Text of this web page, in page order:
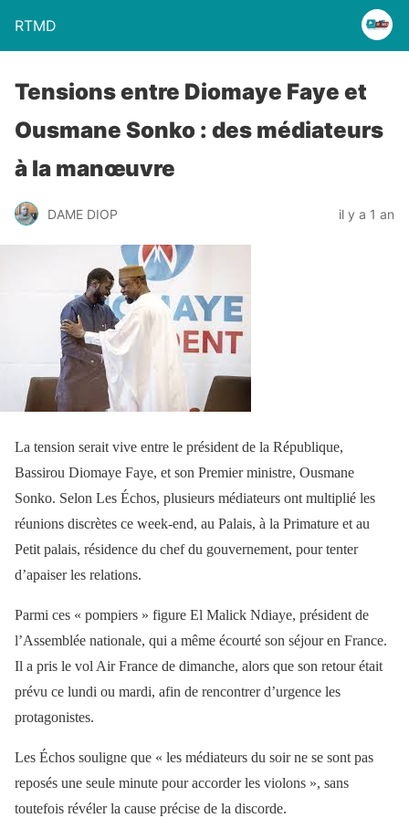
RTMD
Tensions entre Diomaye Faye et
Ousmane Sonko : des médiateurs
à la manœuvre
DAME DIOP il y a 1 an
La tension serait vive entre le président de la République,
Bassirou Diomaye Faye, et son Premier ministre, Ousmane
Sonko. Selon Les Échos, plusieurs médiateurs ont multiplié les
réunions discrètes ce week-end, au Palais, à la Primature et au
Petit palais, résidence du chef du gouvernement, pour tenter
d’apaiser les relations.
Parmi ces « pompiers » figure El Malick Ndiaye, président de
l’Assemblée nationale, qui a même écourté son séjour en France.
Il a pris le vol Air France de dimanche, alors que son retour était
prévu ce lundi ou mardi, afin de rencontrer d’urgence les
protagonistes.
Les Échos souligne que « les médiateurs du soir ne se sont pas
reposés une seule minute pour accorder les violons », sans
toutefois révéler la cause précise de la discorde.